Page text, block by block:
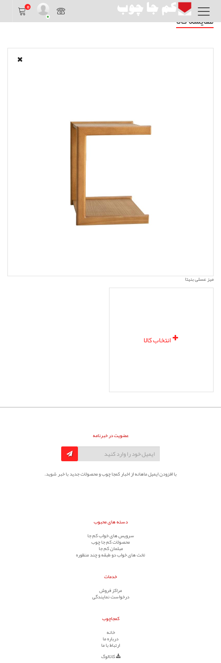
0
مقایسه کالا
میز عسلی بنیتا
انتخاب کالا
عضویت در خبرنامه
با افزودن ایمیل ماهانه از اخبار کمجا چوب و محصولات جدید با خبر شوید.
دسته های محبوب
سرویس های خواب کم جا
محصولات کم جا چوب
مبلمان کم جا
تخت های خواب دو طبقه و چند منظوره
خدمات
مراکز فروش
درخواست نمایندگی
کمجاچوب
خانه
درباره ما
ارتباط با ما
کاتالوگ